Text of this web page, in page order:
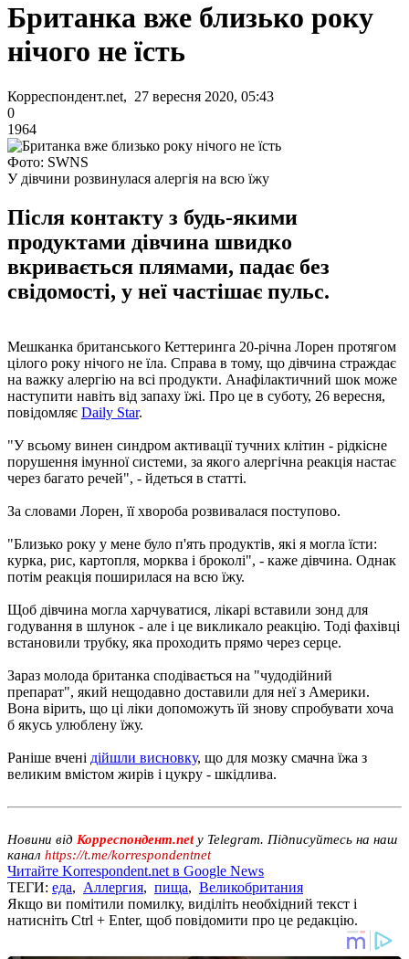
Британка вже близько року
нічого не їсть
Корреспондент.net, 27 вересня 2020, 05:43
0
1964
Фото: SWNS
У дівчини розвинулася алергія на всю їжу
Після контакту з будь-якими
продуктами дівчина швидко
вкривається плямами, падає без
свідомості, у неї частішає пульс.
Мешканка британського Кеттеринга 20-річна Лорен протягом
цілого року нічого не їла. Справа в тому, що дівчина страждає
на важку алергію на всі продукти. Анафілактичний шок може
наступити навіть від запаху їжі. Про це в суботу, 26 вересня,
повідомляє Daily Star.
"У всьому винен синдром активації тучних клітин - рідкісне
порушення імунної системи, за якого алергічна реакція настає
через багато речей", - йдеться в статті.
За словами Лорен, її хвороба розвивалася поступово.
"Близько року у мене було п'ять продуктів, які я могла їсти:
курка, рис, картопля, морква і броколі", - каже дівчина. Однак
потім реакція поширилася на всю їжу.
Щоб дівчина могла харчуватися, лікарі вставили зонд для
годування в шлунок - але і це викликало реакцію. Тоді фахівці
встановили трубку, яка проходить прямо через серце.
Зараз молода британка сподівається на "чудодійний
препарат", який нещодавно доставили для неї з Америки.
Вона вірить, що ці ліки допоможуть їй знову спробувати хоча
б якусь улюблену їжу.
Раніше вчені дійшли висновку, що для мозку смачна їжа з
великим вмістом жирів і цукру - шкідлива.
Новини від Корреспондент.net у Telegram. Підписуйтесь на наш
канал https://t.me/korrespondentnet
Читайте Korrespondent.net в Google News
ТЕГИ: еда, Аллергия, пища, Великобритания
Якщо ви помітили помилку, виділіть необхідний текст і
натисніть Ctrl + Enter, щоб повідомити про це редакцію.